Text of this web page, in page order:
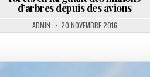
d’arbres depuis des avions
ADMIN 20 NOVEMBRE 2016